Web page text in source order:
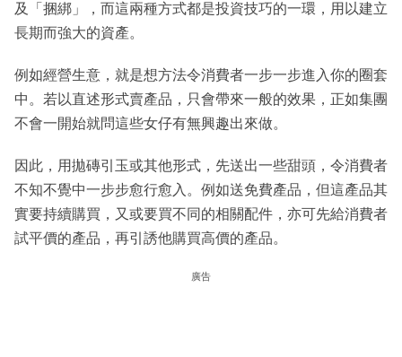
及「捆綁」，而這兩種方式都是投資技巧的一環，用以建立
長期而強大的資產。
例如經營生意，就是想方法令消費者一步一步進入你的圈套
中。若以直述形式賣產品，只會帶來一般的效果，正如集團
不會一開始就問這些女仔有無興趣出來做。
因此，用拋磚引玉或其他形式，先送出一些甜頭，令消費者
不知不覺中一步步愈行愈入。例如送免費產品，但這產品其
實要持續購買，又或要買不同的相關配件，亦可先給消費者
試平價的產品，再引誘他購買高價的產品。
廣告